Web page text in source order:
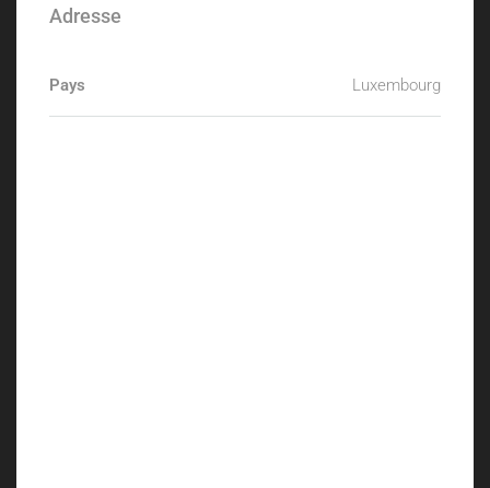
Adresse
Pays Luxembourg